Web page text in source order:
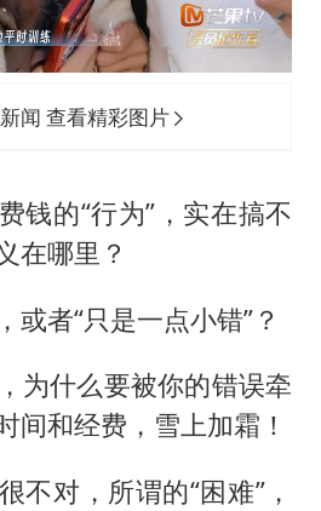
闻 查看精彩图片
钱的“行为”，实在搞不
在哪里？
或者“只是一点小错”？
为什么要被你的错误牵
间和经费，雪上加霜！
不对，所谓的“困难”，